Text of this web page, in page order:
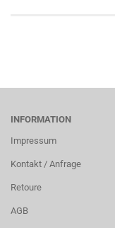
INFORMATION
Impressum
Kontakt / Anfrage
Retoure
AGB